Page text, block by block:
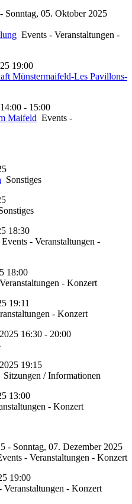
Sonntag, 05. Oktober 2025
Events - Veranstaltungen -
19:00
Münstermaifeld-Les Pavillons-
- 15:00
Maifeld Events -
Sonstiges
18:30
Events - Veranstaltungen -
18:00
- Konzert
19:11
- Konzert
16:30 - 20:00
19:15
Sitzungen / Informationen
13:00
- Konzert
- Sonntag, 07. Dezember 2025
- Veranstaltungen - Konzert
19:00
Veranstaltungen - Konzert